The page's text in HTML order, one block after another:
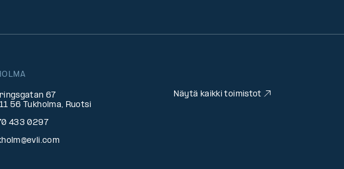
67
56 Tukholma, Ruotsi
433 0297
Näytä kaikki toimistot